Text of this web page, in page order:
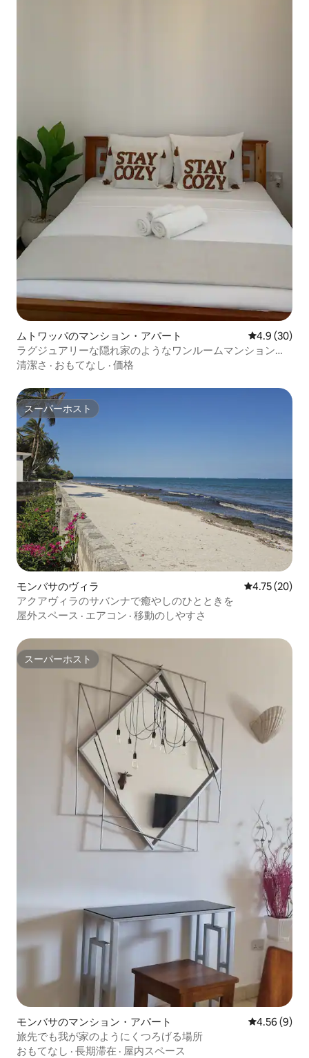
ムトワッパのマンション・アパート レビュー30
4.9 (30)
ラグジュアリーな隠れ家のようなワンルームマンション／
ラグジュアリーと快適さが融合する空間。
清潔さ · おもてなし · 価格
スーパーホスト
スーパーホスト
モンバサのヴィラ レビュー20
4.75 (20)
アクアヴィラのサバンナで癒やしのひとときを
屋外スペース · エアコン · 移動のしやすさ
スーパーホスト
スーパーホスト
モンバサのマンション・アパート レビュー9
4.56 (9)
旅先でも我が家のようにくつろげる場所
おもてなし · 長期滞在 · 屋内スペース